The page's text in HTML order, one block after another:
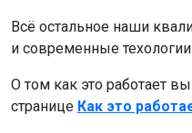
Всё остальное наши
и современные
О том как это работает
странице Как это